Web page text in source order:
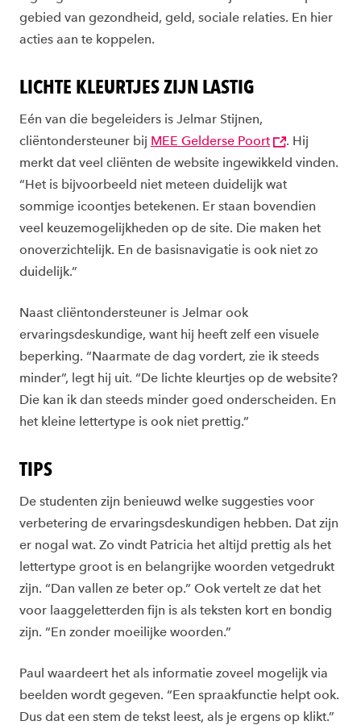
gebied van gezondheid, geld, sociale relaties. En hier
acties aan te koppelen.
LICHTE KLEURTJES ZIJN LASTIG
Eén van die begeleiders is Jelmar Stijnen,
cliëntondersteuner bij MEE Gelderse Poort
. Hij
merkt dat veel cliënten de website ingewikkeld vinden.
“Het is bijvoorbeeld niet meteen duidelijk wat
sommige icoontjes betekenen. Er staan bovendien
veel keuzemogelijkheden op de site. Die maken het
onoverzichtelijk. En de basisnavigatie is ook niet zo
duidelijk.”
Naast cliëntondersteuner is Jelmar ook
ervaringsdeskundige, want hij heeft zelf een visuele
beperking. “Naarmate de dag vordert, zie ik steeds
minder”, legt hij uit. “De lichte kleurtjes op de website?
Die kan ik dan steeds minder goed onderscheiden. En
het kleine lettertype is ook niet prettig.”
TIPS
De studenten zijn benieuwd welke suggesties voor
verbetering de ervaringsdeskundigen hebben. Dat zijn
er nogal wat. Zo vindt Patricia het altijd prettig als het
lettertype groot is en belangrijke woorden vetgedrukt
zijn. “Dan vallen ze beter op.” Ook vertelt ze dat het
voor laaggeletterden fijn is als teksten kort en bondig
zijn. “En zonder moeilijke woorden.”
Paul waardeert het als informatie zoveel mogelijk via
beelden wordt gegeven. “Een spraakfunctie helpt ook.
Dus dat een stem de tekst leest, als je ergens op klikt.”